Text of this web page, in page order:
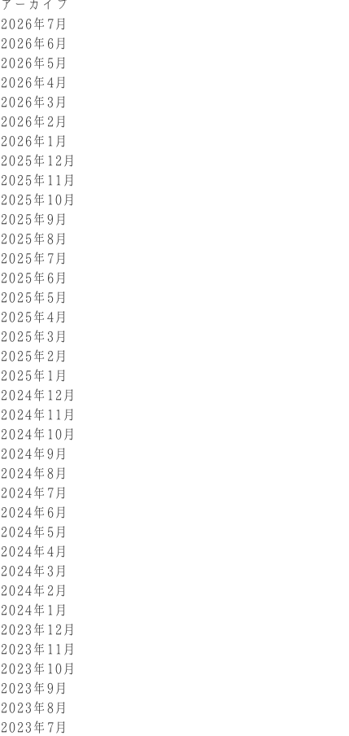
アーカイブ
2026年7月
2026年6月
2026年5月
2026年4月
2026年3月
2026年2月
2026年1月
2025年12月
2025年11月
2025年10月
2025年9月
2025年8月
2025年7月
2025年6月
2025年5月
2025年4月
2025年3月
2025年2月
2025年1月
2024年12月
2024年11月
2024年10月
2024年9月
2024年8月
2024年7月
2024年6月
2024年5月
2024年4月
2024年3月
2024年2月
2024年1月
2023年12月
2023年11月
2023年10月
2023年9月
2023年8月
2023年7月